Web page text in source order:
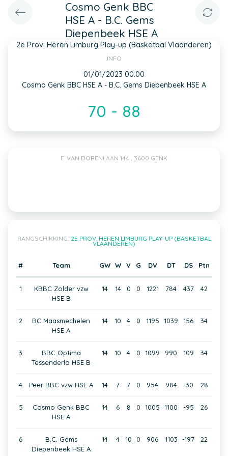
Cosmo Genk BBC
HSE A - B.C. Gems
Diepenbeek HSE A
2e Prov. Heren Limburg Play-up (Basketbal Vlaanderen)
INFO
01/01/2023 00:00
Cosmo Genk BBC HSE A - B.C. Gems Diepenbeek HSE A
70 - 88
E. VAN DORENLAAN 144 , 3600 GENK
RANGSCHIKKING: 2E PROV. HEREN LIMBURG PLAY-UP (BASKETBAL
VLAANDEREN)
# Team GW W V G DV DT DS Ptn
1
KBBC Zolder vzw
HSE B
14 14 0 0 1221 784 437 42
2
BC Maasmechelen
HSE A
14 10 4 0 1195 1039 156 34
3
BBC Optima
Tessenderlo HSE B
14 10 4 0 1099 990 109 34
4 Peer BBC vzw HSE A 14 7 7 0 954 984 -30 28
5
Cosmo Genk BBC
HSE A
14 6 8 0 1005 1100 -95 26
6
B.C. Gems
Diepenbeek HSE A
14 4 10 0 906 1103 -197 22